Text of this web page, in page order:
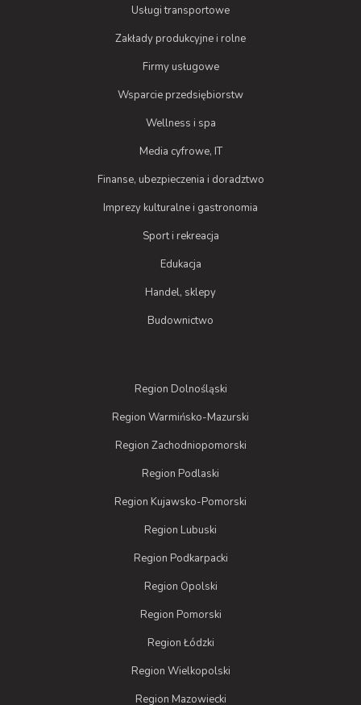
Usługi transportowe
Zakłady produkcyjne i rolne
Firmy usługowe
Wsparcie przedsiębiorstw
Wellness i spa
Media cyfrowe, IT
Finanse, ubezpieczenia i doradztwo
Imprezy kulturalne i gastronomia
Sport i rekreacja
Edukacja
Handel, sklepy
Budownictwo
Region Dolnośląski
Region Warmińsko-Mazurski
Region Zachodniopomorski
Region Podlaski
Region Kujawsko-Pomorski
Region Lubuski
Region Podkarpacki
Region Opolski
Region Pomorski
Region Łódzki
Region Wielkopolski
Region Mazowiecki